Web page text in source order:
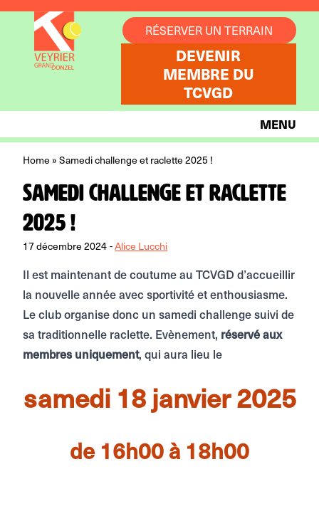
RÉSERVER UN TERRAIN
DEVENIR
MEMBRE DU
TCVGD
MENU
Home »Samedi challenge et raclette 2025 !
Samedi challenge et raclette
2025 !
17 décembre 2024 -Alice Lucchi
Il est maintenant de coutume au TCVGD d’accueillir
la nouvelle année avec sportivité et enthousiasme.
Le club organise donc un samedi challenge suivi de
sa traditionnelle raclette. Evènement, réservé aux
membres uniquement, qui aura lieu le
samedi 18 janvier 2025
de 16h00 à 18h00